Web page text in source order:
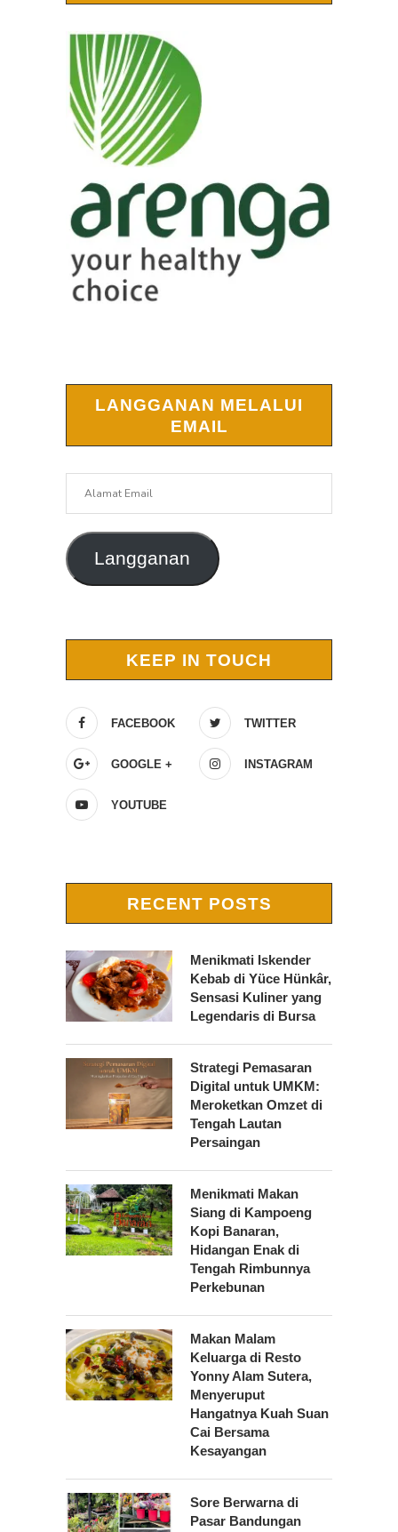
LANGGANAN MELALUI
EMAIL
Langganan
KEEP IN TOUCH
FACEBOOK TWITTER
GOOGLE + INSTAGRAM
YOUTUBE
RECENT POSTS
Menikmati Iskender
Kebab di Yüce Hünkâr,
Sensasi Kuliner yang
Legendaris di Bursa
Strategi Pemasaran
Digital untuk UMKM:
Meroketkan Omzet di
Tengah Lautan
Persaingan
Menikmati Makan
Siang di Kampoeng
Kopi Banaran,
Hidangan Enak di
Tengah Rimbunnya
Perkebunan
Makan Malam
Keluarga di Resto
Yonny Alam Sutera,
Menyeruput
Hangatnya Kuah Suan
Cai Bersama
Kesayangan
Sore Berwarna di
Pasar Bandungan